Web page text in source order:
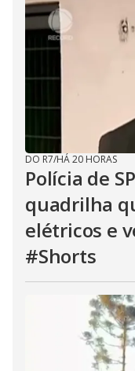
DO R7/HÁ 20 HORAS
Polícia de
quadrilha
elétricos e
#Shorts